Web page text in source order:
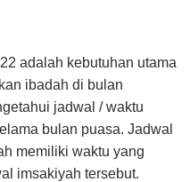
adalah kebutuhan utama
ibadah di bulan
jadwal / waktu
bulan puasa. Jadwal
memiliki waktu yang
imsakiyah tersebut.